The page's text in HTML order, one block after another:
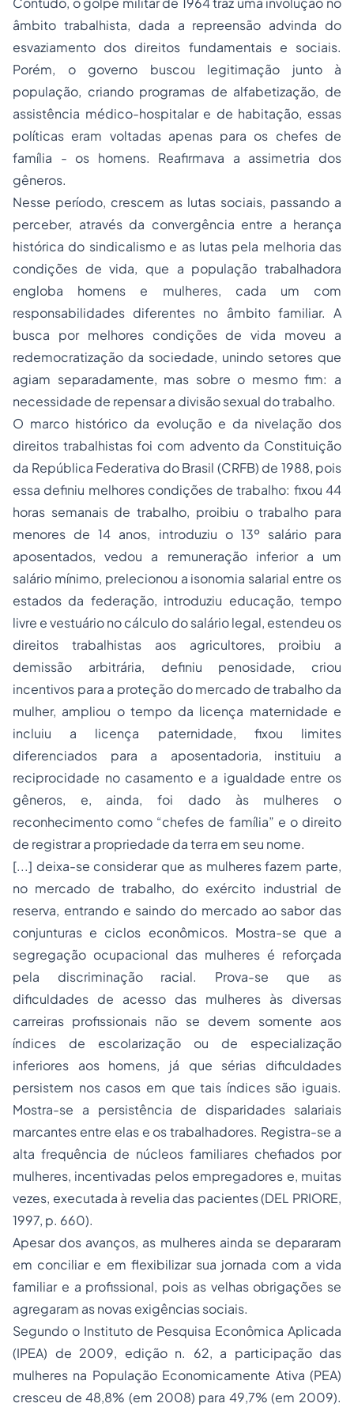
âmbito trabalhista, dada a repreensão advinda do
esvaziamento dos direitos fundamentais e sociais.
Porém, o governo buscou legitimação junto à
população, criando programas de alfabetização, de
assistência médico-hospitalar e de habitação, essas
políticas eram voltadas apenas para os chefes de
família - os homens. Reafirmava a assimetria dos
gêneros.
Nesse período, crescem as lutas sociais, passando a
perceber, através da convergência entre a herança
histórica do sindicalismo e as lutas pela melhoria das
condições de vida, que a população trabalhadora
engloba homens e mulheres, cada um com
responsabilidades diferentes no âmbito familiar. A
busca por melhores condições de vida moveu a
redemocratização da sociedade, unindo setores que
agiam separadamente, mas sobre o mesmo fim: a
necessidade de repensar a divisão sexual do trabalho.
O marco histórico da evolução e da nivelação dos
direitos trabalhistas foi com advento da Constituição
da República Federativa do Brasil (CRFB) de 1988, pois
essa definiu melhores condições de trabalho: fixou 44
horas semanais de trabalho, proibiu o trabalho para
menores de 14 anos, introduziu o 13º salário para
aposentados, vedou a remuneração inferior a um
salário mínimo, prelecionou a isonomia salarial entre os
estados da federação, introduziu educação, tempo
livre e vestuário no cálculo do salário legal, estendeu os
direitos trabalhistas aos agricultores, proibiu a
demissão arbitrária, definiu penosidade, criou
incentivos para a proteção do mercado de trabalho da
mulher, ampliou o tempo da licença maternidade e
incluiu a licença paternidade, fixou limites
diferenciados para a aposentadoria, instituiu a
reciprocidade no casamento e a igualdade entre os
gêneros, e, ainda, foi dado às mulheres o
reconhecimento como “chefes de família” e o direito
de registrar a propriedade da terra em seu nome.
[...] deixa-se considerar que as mulheres fazem parte,
no mercado de trabalho, do exército industrial de
reserva, entrando e saindo do mercado ao sabor das
conjunturas e ciclos econômicos. Mostra-se que a
segregação ocupacional das mulheres é reforçada
pela discriminação racial. Prova-se que as
dificuldades de acesso das mulheres às diversas
carreiras profissionais não se devem somente aos
índices de escolarização ou de especialização
inferiores aos homens, já que sérias dificuldades
persistem nos casos em que tais índices são iguais.
Mostra-se a persistência de disparidades salariais
marcantes entre elas e os trabalhadores. Registra-se a
alta frequência de núcleos familiares chefiados por
mulheres, incentivadas pelos empregadores e, muitas
vezes, executada à revelia das pacientes (DEL PRIORE,
1997, p. 660).
Apesar dos avanços, as mulheres ainda se depararam
em conciliar e em flexibilizar sua jornada com a vida
familiar e a profissional, pois as velhas obrigações se
agregaram as novas exigências sociais.
Segundo o Instituto de Pesquisa Econômica Aplicada
(IPEA) de 2009, edição n. 62, a participação das
mulheres na População Economicamente Ativa (PEA)
cresceu de 48,8% (em 2008) para 49,7% (em 2009).